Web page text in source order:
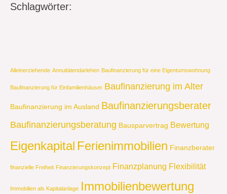
Schlagwörter:
Alleinerziehende Annuitätendarlehen Baufinanzierung für eine Eigentumswohnung
Baufinanzierung für Einfamilienhäuser Baufinanzierung im Alter
Baufinanzierung im Ausland Baufinanzierungsberater
Baufinanzierungsberatung Bausparvertrag Bewertung
Eigenkapital Ferienimmobilien Finanzberater
finanzielle Freiheit Finanzierungskonzept Finanzplanung Flexibilität
Immobilien als Kapitalanlage Immobilienbewertung